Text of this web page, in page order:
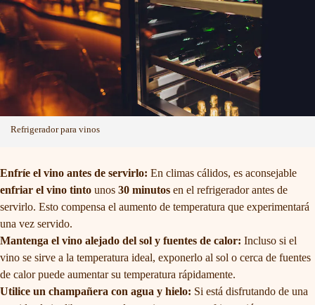
Refrigerador para vinos
Enfríe el vino antes de servirlo: En climas cálidos, es aconsejable
enfriar el vino tinto unos 30 minutos en el refrigerador antes de
servirlo. Esto compensa el aumento de temperatura que experimentará
una vez servido.
Mantenga el vino alejado del sol y fuentes de calor: Incluso si el
vino se sirve a la temperatura ideal, exponerlo al sol o cerca de fuentes
de calor puede aumentar su temperatura rápidamente.
Utilice un champañera con agua y hielo: Si está disfrutando de una